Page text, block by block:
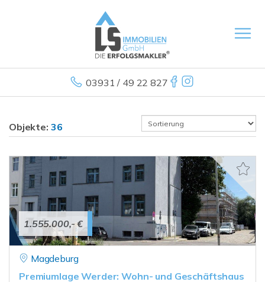
03931 / 49 22 827
Objekte: 36
1.555.000,- €
Magdeburg
Premiumlage Werder: Wohn- und Geschäftshaus